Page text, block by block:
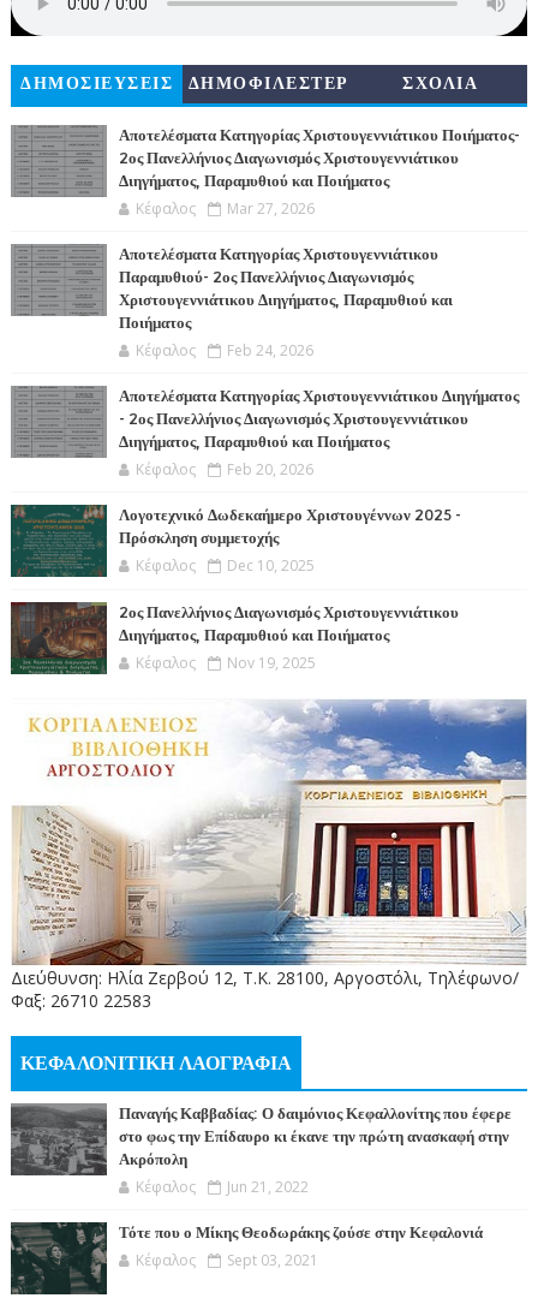
ΔΗΜΟΣΙΕΥΣΕΙΣ
ΔΗΜΟΦΙΛΕΣΤΕΡ
ΣΧΟΛΙΑ
Αποτελέσματα Κατηγορίας Χριστουγεννιάτικου Ποιήματος-
2ος Πανελλήνιος Διαγωνισμός Χριστουγεννιάτικου
Διηγήματος, Παραμυθιού και Ποιήματος
Κέφαλος Mar 27, 2026
Αποτελέσματα Κατηγορίας Χριστουγεννιάτικου
Παραμυθιού- 2ος Πανελλήνιος Διαγωνισμός
Χριστουγεννιάτικου Διηγήματος, Παραμυθιού και
Ποιήματος
Κέφαλος Feb 24, 2026
Αποτελέσματα Κατηγορίας Χριστουγεννιάτικου Διηγήματος
- 2ος Πανελλήνιος Διαγωνισμός Χριστουγεννιάτικου
Διηγήματος, Παραμυθιού και Ποιήματος
Κέφαλος Feb 20, 2026
Λογοτεχνικό Δωδεκαήμερο Χριστουγέννων 2025 -
Πρόσκληση συμμετοχής
Κέφαλος Dec 10, 2025
2ος Πανελλήνιος Διαγωνισμός Χριστουγεννιάτικου
Διηγήματος, Παραμυθιού και Ποιήματος
Κέφαλος Nov 19, 2025
Διεύθυνση: Ηλία Ζερβού 12, Τ.Κ. 28100, Αργοστόλι, Τηλέφωνο/
Φαξ: 26710 22583
ΚΕΦΑΛΟΝΙΤΙΚΗ ΛΑΟΓΡΑΦΙΑ
Παναγής Καββαδίας: Ο δαιμόνιος Κεφαλλονίτης που έφερε
στο φως την Επίδαυρο κι έκανε την πρώτη ανασκαφή στην
Ακρόπολη
Κέφαλος Jun 21, 2022
Τότε που ο Μίκης Θεοδωράκης ζούσε στην Κεφαλονιά
Κέφαλος Sept 03, 2021